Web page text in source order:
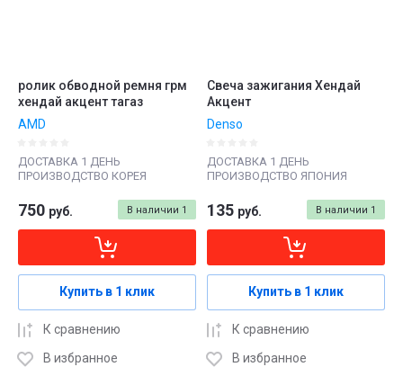
ролик обводной ремня грм
хендай акцент тагаз
AMD
ДОСТАВКА 1 ДЕНЬ
ПРОИЗВОДСТВО КОРЕЯ
В наличии 1
750 руб.
Купить в 1 клик
К сравнению
В избранное
Свеча зажигания Хендай
Акцент
Denso
ДОСТАВКА 1 ДЕНЬ
ПРОИЗВОДСТВО ЯПОНИЯ
В наличии 1
135 руб.
Купить в 1 клик
К сравнению
В избранное